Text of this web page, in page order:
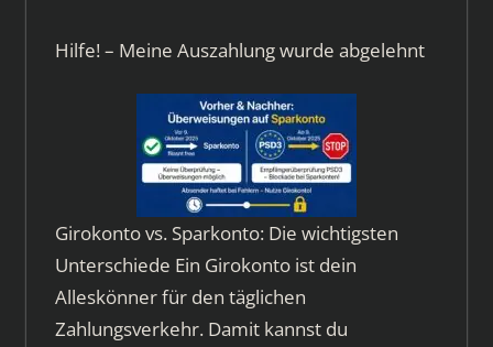
Hilfe! – Meine Auszahlung wurde abgelehnt
Girokonto vs. Sparkonto: Die wichtigsten
Unterschiede Ein Girokonto ist dein
Alleskönner für den täglichen
Zahlungsverkehr. Damit kannst du